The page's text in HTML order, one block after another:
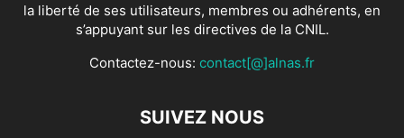
la liberté de ses utilisateurs, membres ou adhérents, en
s’appuyant sur les directives de la CNIL.
Contactez-nous: contact[@]alnas.fr
SUIVEZ NOUS